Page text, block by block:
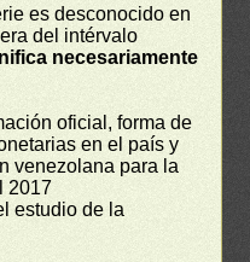
es desconocido en
del intérvalo
necesariamente
oficial, forma de
en el país y
venezolana para la
2017
estudio de la